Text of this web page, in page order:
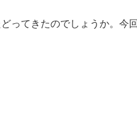
ってきたのでしょうか。今回